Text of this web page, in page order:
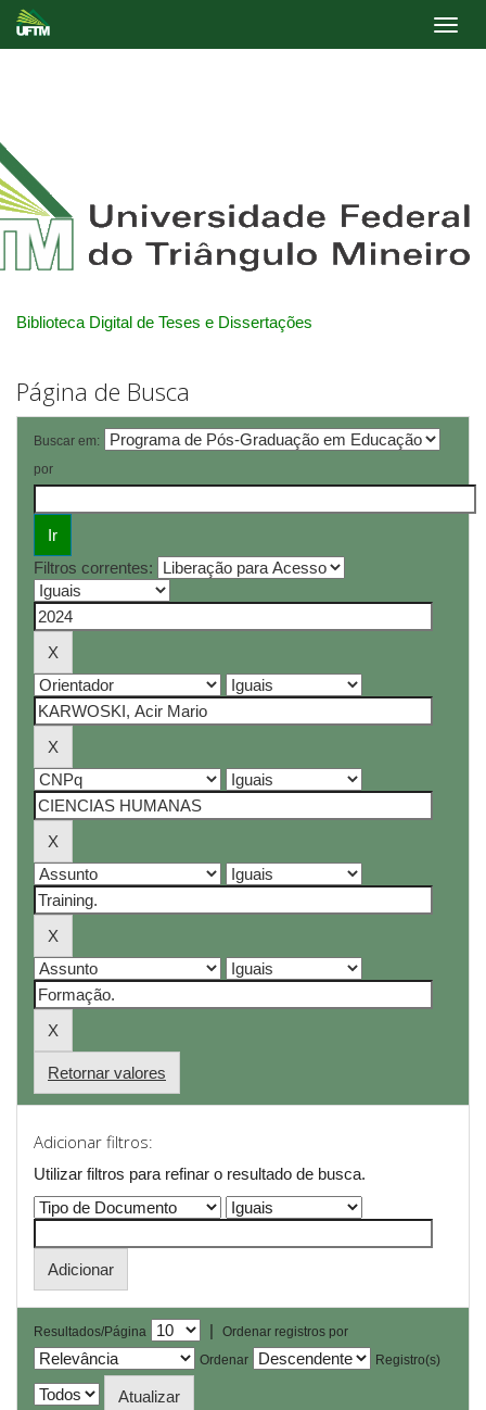
Biblioteca Digital de Teses e Dissertações
Página de Busca
Buscar em:
por
Filtros correntes:
Retornar valores
Adicionar filtros:
Utilizar filtros para refinar o resultado de busca.
Resultados/Página |
Ordenar registros por
Ordenar
Registro(s)